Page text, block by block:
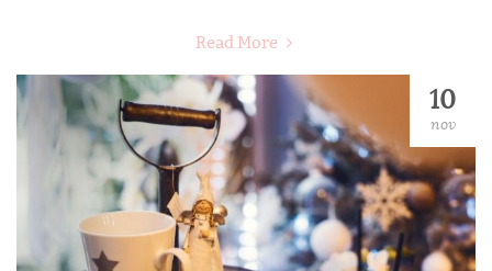
Read More
10
nov